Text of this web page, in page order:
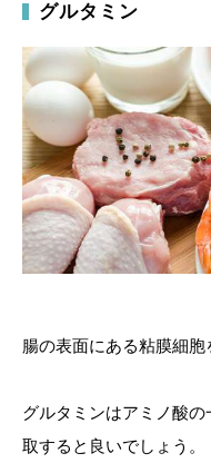
グルタミン
腸の表面にある粘膜細胞
グルタミンはアミノ酸
取すると良いでしょう。